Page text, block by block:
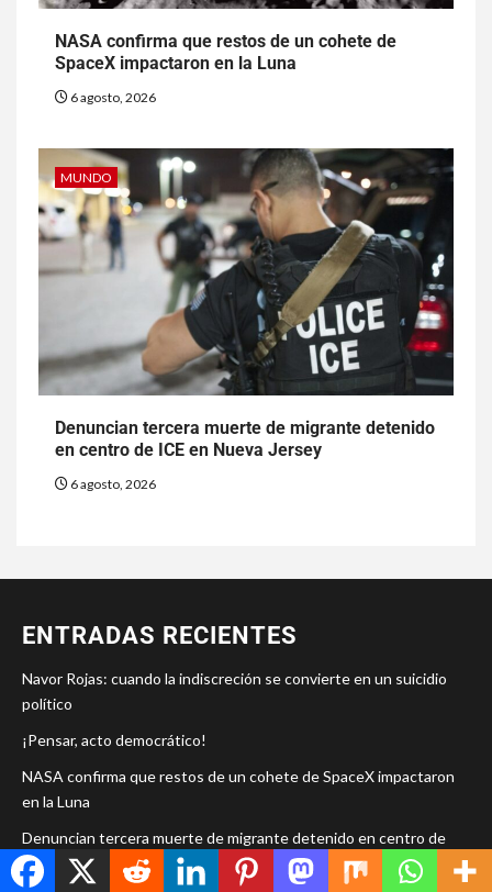
NASA confirma que restos de un cohete de
SpaceX impactaron en la Luna
6 agosto, 2026
MUNDO
Denuncian tercera muerte de migrante detenido
en centro de ICE en Nueva Jersey
6 agosto, 2026
ENTRADAS RECIENTES
Navor Rojas: cuando la indiscreción se convierte en un suicidio
político
¡Pensar, acto democrático!
NASA confirma que restos de un cohete de SpaceX impactaron
en la Luna
Denuncian tercera muerte de migrante detenido en centro de
ICE en Nueva Jersey